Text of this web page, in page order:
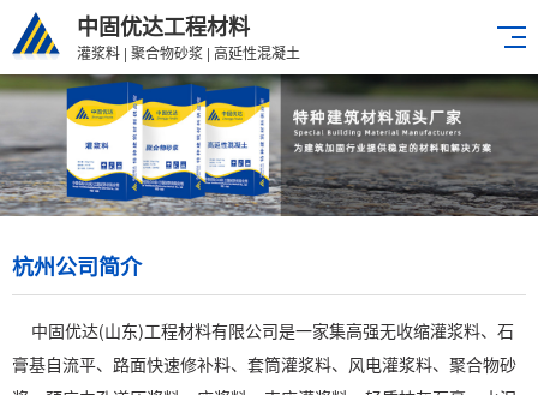
中固优达工程材料
灌浆料 | 聚合物砂浆 | 高延性混凝土
杭州公司简介
中固优达(山东)工程材料有限公司是一家集高强无收缩灌浆料、石
膏基自流平、路面快速修补料、套筒灌浆料、风电灌浆料、聚合物砂